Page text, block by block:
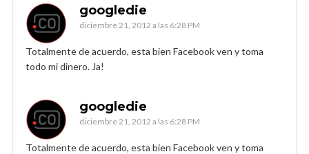
googledie
diciembre 21, 2012 a las 6:28 PM
Totalmente de acuerdo, esta bien Facebook ven y toma
todo mi dinero. Ja!
googledie
diciembre 21, 2012 a las 6:28 PM
Totalmente de acuerdo, esta bien Facebook ven y toma